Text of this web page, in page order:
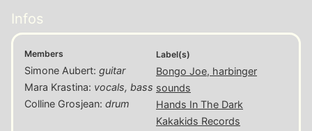
Infos
Members
Simone Aubert:guitar
Mara Krastina: vocals, bass
Colline Grosjean:drum
Label(s)
Bongo Joe, harbinger
sounds
Hands In The Dark
Kakakids Records